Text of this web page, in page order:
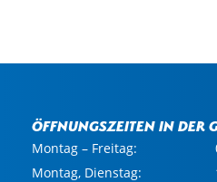
Öffnungszeiten in der
Montag – Freitag:
Montag, Dienstag: